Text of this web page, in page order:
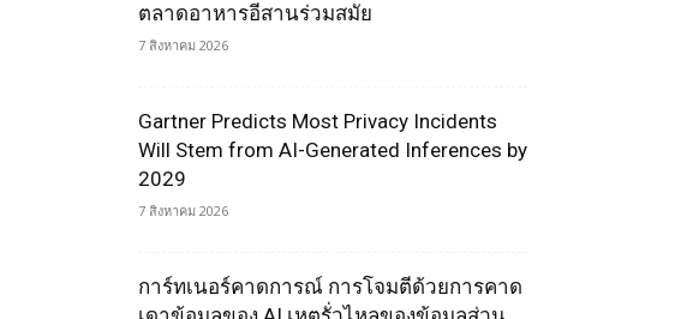
ตลาดอาหารอีสานร่วมสมัย
7 สิงหาคม 2026
Gartner Predicts Most Privacy Incidents
Will Stem from AI-Generated Inferences by
2029
7 สิงหาคม 2026
การ์ทเนอร์คาดการณ์ การโจมตีด้วยการคาด